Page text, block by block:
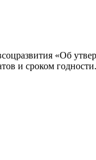
«Об
и сроком годности.